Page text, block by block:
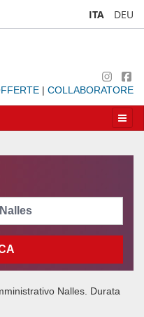
ITA DEU
| COLLABORATORE
Apri/
la
Nalles. Durata